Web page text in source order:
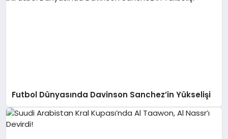
Futbol Dünyasında Davinson Sanchez’in Yükselişi